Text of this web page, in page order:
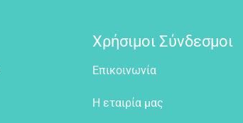
Χρήσιμοι Σύνδεσμοι
Επικοινωνία
Η εταιρία μας